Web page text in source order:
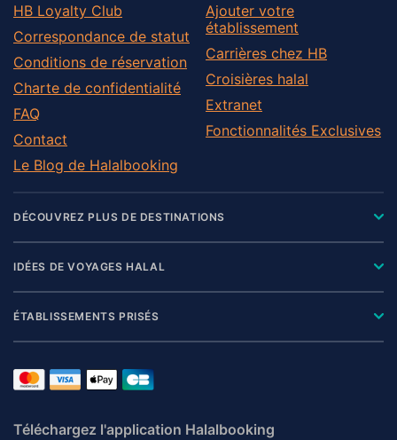
HB Loyalty Club
Correspondance de statut
Conditions de réservation
Charte de confidentialité
FAQ
Contact
Le Blog de Halalbooking
Ajouter votre
établissement
Carrières chez HB
Croisières halal
Extranet
Fonctionnalités Exclusives
DÉCOUVREZ PLUS DE DESTINATIONS
IDÉES DE VOYAGES HALAL
ÉTABLISSEMENTS PRISÉS
Téléchargez l'application Halalbooking